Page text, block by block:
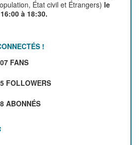
État civil et Étrangers) le
à 18:30.
!
FANS
FOLLOWERS
ABONNÉS